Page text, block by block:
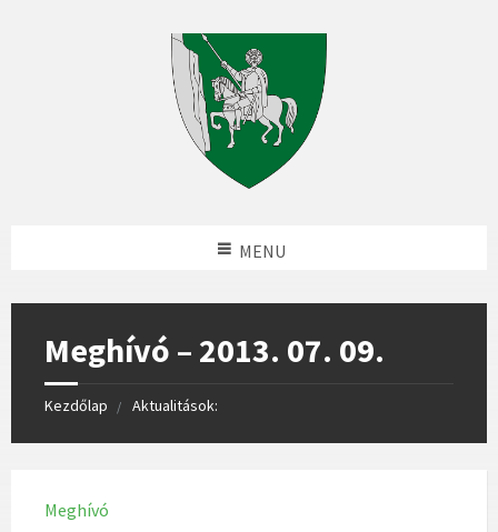
MENU
Meghívó – 2013. 07. 09.
Kezdőlap Aktualitások:
Meghívó